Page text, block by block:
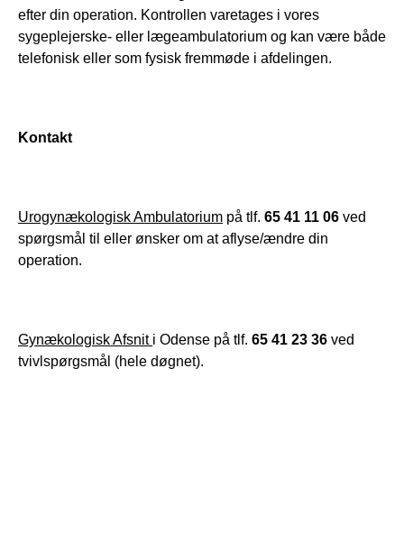
efter din operation. Kontrollen varetages i vores
sygeplejerske- eller lægeambulatorium og kan være både
telefonisk eller som fysisk fremmøde i afdelingen.
Kontakt
Urogynækologisk Ambulatorium på tlf. 65 41 11 06 ved
spørgsmål til eller ønsker om at aflyse/ændre din
operation.
Gynækologisk Afsnit i Odense på tlf. 65 41 23 36 ved
tvivlspørgsmål (hele døgnet).